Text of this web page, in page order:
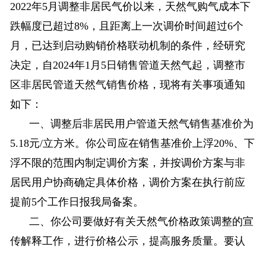
2022年5月调整非居民气价以来，天然气购气成本下
跌幅度已超过8%，且距离上一次调价时间超过6个
月，已达到启动购销价格联动机制的条件，经研究
决定，自2024年1月5日销售管道天然气起，调整市
区非居民管道天然气销售价格，现将有关事项通知
如下：
一、调整后非居民用户管道天然气销售基准价为
5.18元/立方米。你公司应在销售基准价上浮20%、下
浮不限的范围内制定调价方案，并按调价方案与非
居民用户协商确定具体价格，调价方案在执行前应
提前5个工作日报我局备案。
二、你公司要做好有关天然气价格政策调整的宣
传解释工作，进行价格公示，提高服务质量。要认